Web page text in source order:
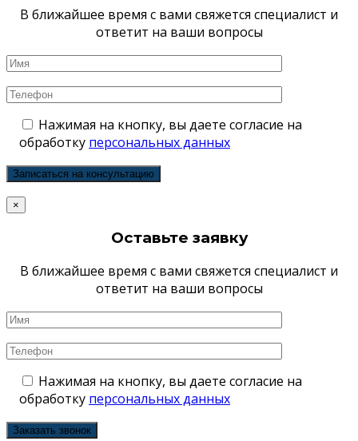
В ближайшее время с вами свяжется специалист и
ответит на ваши вопросы
Нажимая на кнопку, вы даете согласие на
обработку персональных данных
×
Оставьте заявку
В ближайшее время с вами свяжется специалист и
ответит на ваши вопросы
Нажимая на кнопку, вы даете согласие на
обработку персональных данных